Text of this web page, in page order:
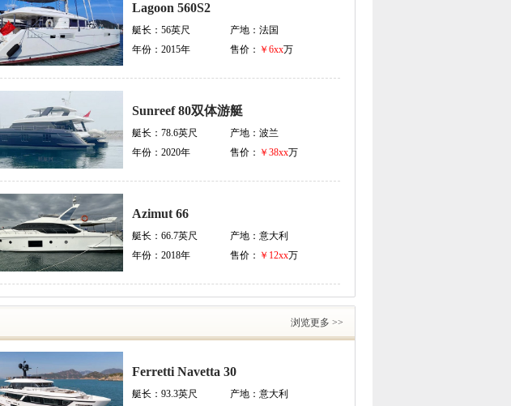
Lagoon 560S2
艇长： 56英尺 产地： 法国
年份： 2015年 售价： ￥6xx万
Sunreef 80双体游艇
艇长： 78.6英尺 产地： 波兰
年份： 2020年 售价： ￥38xx万
Azimut 66
艇长： 66.7英尺 产地： 意大利
年份： 2018年 售价： ￥12xx万
浏览更多 >>
Ferretti Navetta 30
艇长： 93.3英尺 产地： 意大利